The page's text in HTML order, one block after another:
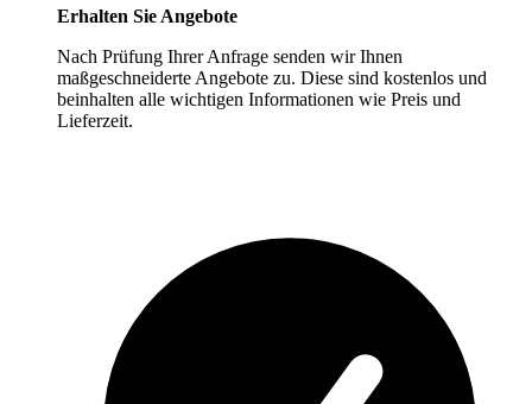
Erhalten Sie Angebote
Nach Prüfung Ihrer Anfrage senden wir Ihnen
maßgeschneiderte Angebote zu. Diese sind kostenlos und
beinhalten alle wichtigen Informationen wie Preis und
Lieferzeit.